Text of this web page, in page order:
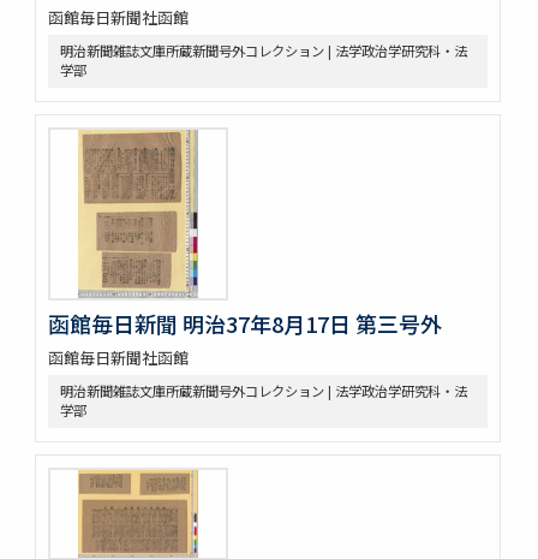
函館毎日新聞社函館
明治新聞雑誌文庫所蔵新聞号外コレクション | 法学政治学研究科・法
学部
函館毎日新聞 明治37年8月17日 第三号外
函館毎日新聞社函館
明治新聞雑誌文庫所蔵新聞号外コレクション | 法学政治学研究科・法
学部